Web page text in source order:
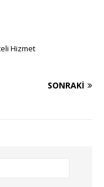
Hizmet
SONRAKI